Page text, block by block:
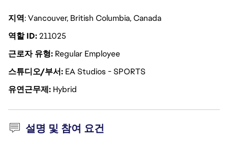
지역: Vancouver, British Columbia, Canada
역할 ID211025
근로자 유형 Regular Employee
스튜디오/부서 EA Studios - SPORTS
유연근무제 Hybrid
설명 및 참여 요건